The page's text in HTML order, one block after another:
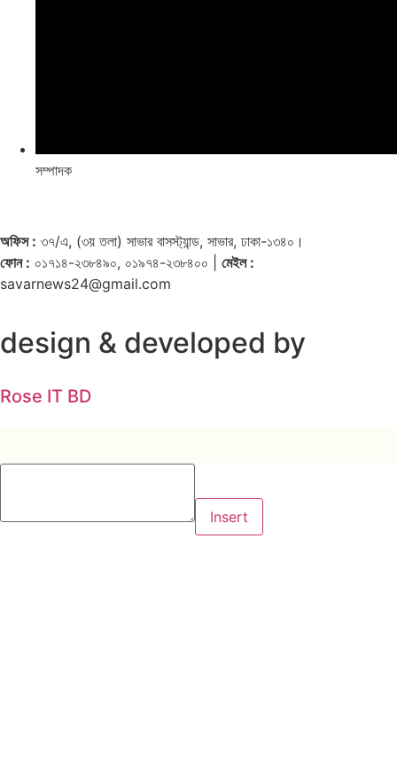
সম্পাদক
অফিস : ৩৭/এ, (৩য় তলা) সাভার বাসস্ট্যান্ড, সাভার, ঢাকা-১৩৪০।
ফোন : ০১৭১৪-২৩৮৪৯০, ০১৯৭৪-২৩৮৪০০ | মেইল :
savarnews24@gmail.com
design & developed by
Rose IT BD
Insert